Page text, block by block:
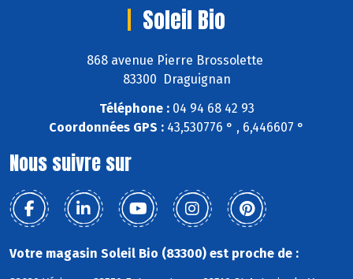
Soleil Bio
868 avenue Pierre Brossolette
83300 Draguignan
Téléphone :04 94 68 42 93
Coordonnées GPS : 43,530776 ° , 6,446607 °
Nous suivre sur
Votre magasin Soleil Bio (83300) est proche de :